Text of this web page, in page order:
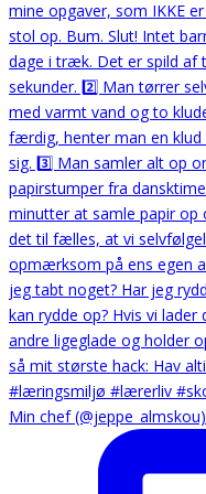
Min chef